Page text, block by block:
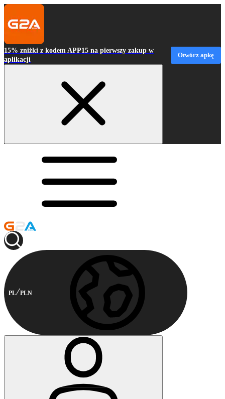
15% zniżki z kodem APP15 na pierwszy zakup w
aplikacji
Otwórz apkę
PL PLN